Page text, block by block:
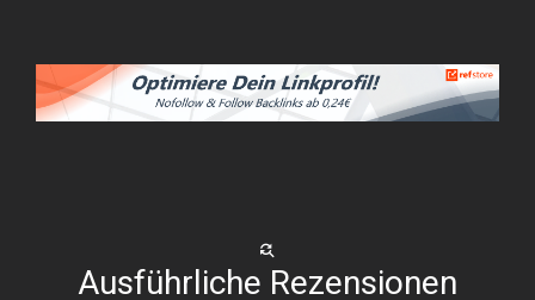
Ausführliche Rezensionen